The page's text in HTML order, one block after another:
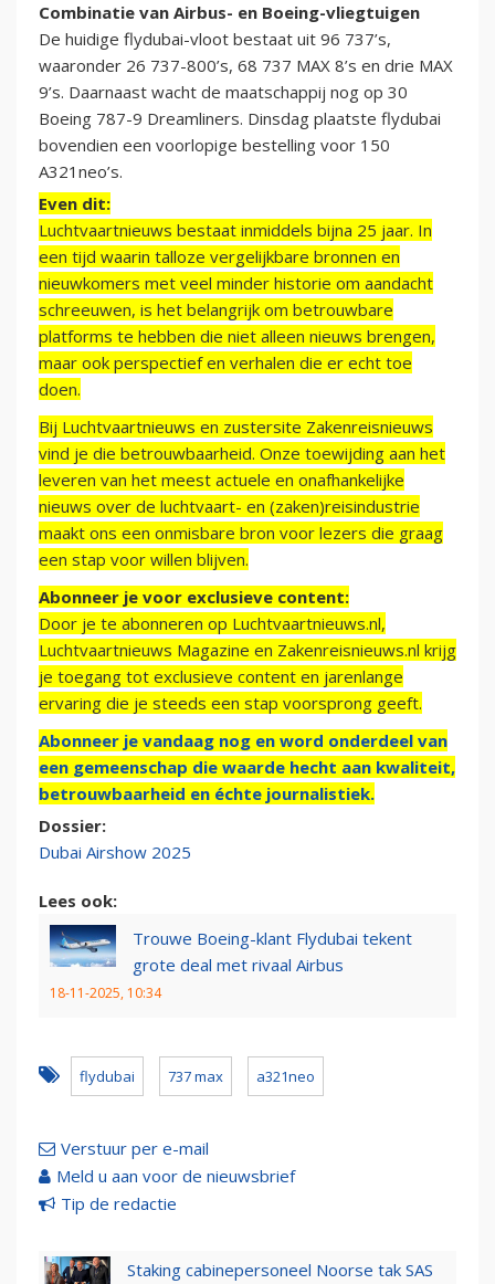
Combinatie van Airbus- en Boeing-vliegtuigen
De huidige flydubai-vloot bestaat uit 96 737’s,
waaronder 26 737-800’s, 68 737 MAX 8’s en drie MAX
9’s. Daarnaast wacht de maatschappij nog op 30
Boeing 787-9 Dreamliners. Dinsdag plaatste flydubai
bovendien een voorlopige bestelling voor 150
A321neo’s.
Even dit:
Luchtvaartnieuws bestaat inmiddels bijna 25 jaar. In
een tijd waarin talloze vergelijkbare bronnen en
nieuwkomers met veel minder historie om aandacht
schreeuwen, is het belangrijk om betrouwbare
platforms te hebben die niet alleen nieuws brengen,
maar ook perspectief en verhalen die er echt toe
doen.
Bij Luchtvaartnieuws en zustersite Zakenreisnieuws
vind je die betrouwbaarheid. Onze toewijding aan het
leveren van het meest actuele en onafhankelijke
nieuws over de luchtvaart- en (zaken)reisindustrie
maakt ons een onmisbare bron voor lezers die graag
een stap voor willen blijven.
Abonneer je voor exclusieve content:
Door je te abonneren op Luchtvaartnieuws.nl,
Luchtvaartnieuws Magazine en Zakenreisnieuws.nl krijg
je toegang tot exclusieve content en jarenlange
ervaring die je steeds een stap voorsprong geeft.
Abonneer je vandaag nog en word onderdeel van
een gemeenschap die waarde hecht aan kwaliteit,
betrouwbaarheid en échte journalistiek.
Dossier:
Dubai Airshow 2025
Lees ook:
Trouwe Boeing-klant Flydubai tekent
grote deal met rivaal Airbus
18-11-2025, 10:34
flydubai 737 max a321neo
Verstuur per e-mail
Meld u aan voor de nieuwsbrief
Tip de redactie
Staking cabinepersoneel Noorse tak SAS